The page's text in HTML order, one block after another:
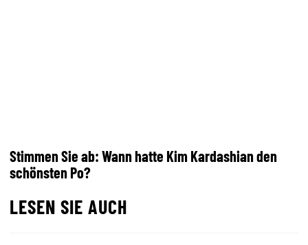
Stimmen Sie ab: Wann hatte Kim Kardashian den
schönsten Po?
LESEN SIE AUCH